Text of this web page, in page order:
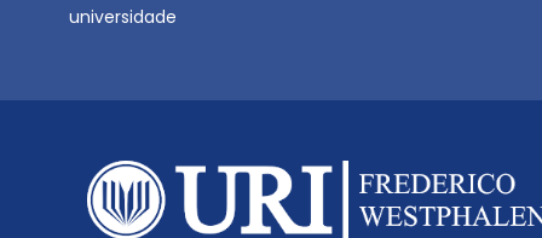
universidade